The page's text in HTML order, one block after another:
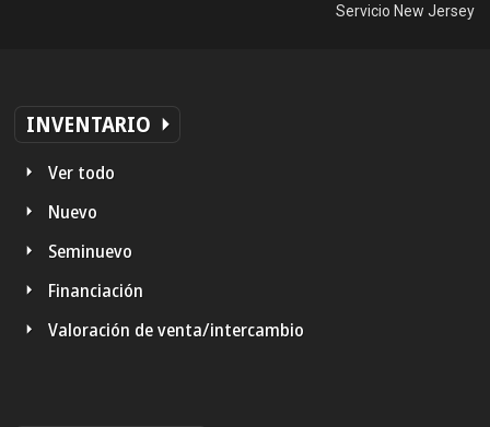
Servicio New Jersey
INVENTARIO
Ver todo
Nuevo
Seminuevo
Financiación
Valoración de venta/intercambio